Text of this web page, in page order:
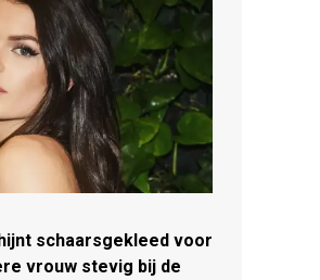
schaarsgekleed voor
vrouw stevig bij de